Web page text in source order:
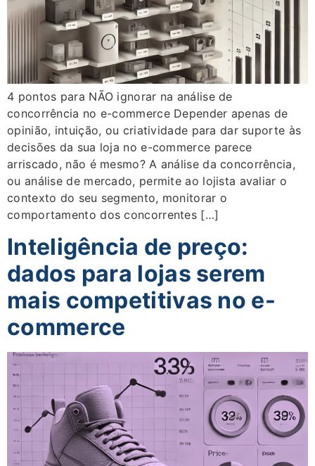
4 pontos para NÃO ignorar na análise de
concorrência no e-commerce Depender apenas de
opinião, intuição, ou criatividade para dar suporte às
decisões da sua loja no e-commerce parece
arriscado, não é mesmo? A análise da concorrência,
ou análise de mercado, permite ao lojista avaliar o
contexto do seu segmento, monitorar o
comportamento dos concorrentes […]
Inteligência de preço:
dados para lojas serem
mais competitivas no e-
commerce